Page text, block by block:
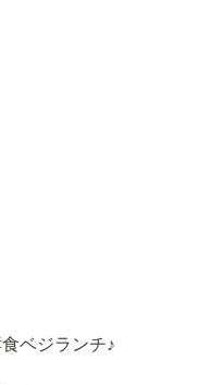
ベジランチ♪